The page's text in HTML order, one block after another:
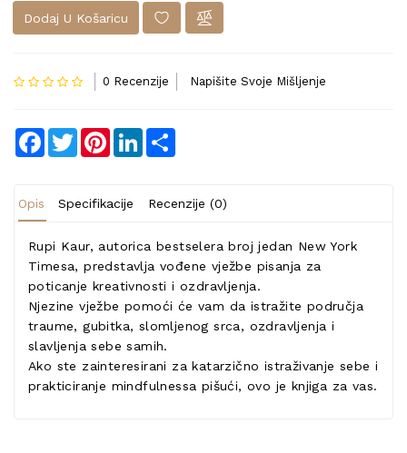
Dodaj U Košaricu
0 Recenzije Napišite Svoje Mišljenje
Facebook
TwitterPinterestLinkedIn
Opis Specifikacije Recenzije (0)
Rupi Kaur, autorica bestselera broj jedan New York
Timesa, predstavlja vođene vježbe pisanja za
poticanje kreativnosti i ozdravljenja.
Njezine vježbe pomoći će vam da istražite područja
traume, gubitka, slomljenog srca, ozdravljenja i
slavljenja sebe samih.
Ako ste zainteresirani za katarzično istraživanje sebe i
prakticiranje mindfulnessa pišući, ovo je knjiga za vas.